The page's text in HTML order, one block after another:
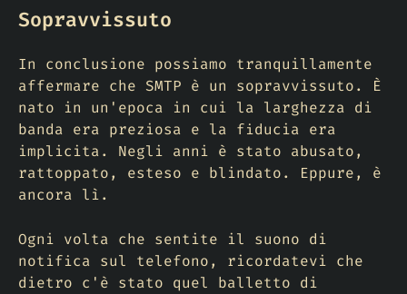
Sopravvissuto
In conclusione possiamo tranquillamente
affermare che SMTP è un sopravvissuto. È
nato in un'epoca in cui la larghezza di
banda era preziosa e la fiducia era
implicita. Negli anni è stato abusato,
rattoppato, esteso e blindato. Eppure, è
ancora lì.
Ogni volta che sentite il suono di
notifica sul telefono, ricordatevi che
dietro c'è stato quel balletto di